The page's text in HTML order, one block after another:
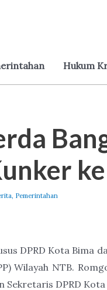
Hukum
, Pemerintahan
DPRD Kota Bima
Wilayah NTB.
Sekretaris DPRD